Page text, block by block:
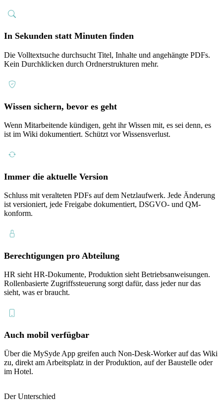
In Sekunden statt Minuten finden
Die Volltextsuche durchsucht Titel, Inhalte und angehängte PDFs.
Kein Durchklicken durch Ordnerstrukturen mehr.
Wissen sichern, bevor es geht
Wenn Mitarbeitende kündigen, geht ihr Wissen mit, es sei denn, es
ist im Wiki dokumentiert. Schützt vor Wissensverlust.
Immer die aktuelle Version
Schluss mit veralteten PDFs auf dem Netzlaufwerk. Jede Änderung
ist versioniert, jede Freigabe dokumentiert, DSGVO- und QM-
konform.
Berechtigungen pro Abteilung
HR sieht HR-Dokumente, Produktion sieht Betriebsanweisungen.
Rollenbasierte Zugriffssteuerung sorgt dafür, dass jeder nur das
sieht, was er braucht.
Auch mobil verfügbar
Über die MySyde App greifen auch Non-Desk-Worker auf das Wiki
zu, direkt am Arbeitsplatz in der Produktion, auf der Baustelle oder
im Hotel.
Der Unterschied